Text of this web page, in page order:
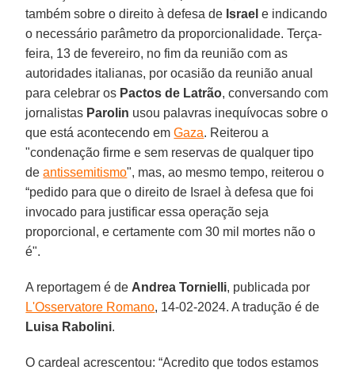
também sobre o direito à defesa de Israel e indicando
o necessário parâmetro da proporcionalidade. Terça-
feira, 13 de fevereiro, no fim da reunião com as
autoridades italianas, por ocasião da reunião anual
para celebrar os Pactos de Latrão, conversando com
jornalistas Parolin usou palavras inequívocas sobre o
que está acontecendo emGaza. Reiterou a
"condenação firme e sem reservas de qualquer tipo
deantissemitismo", mas, ao mesmo tempo, reiterou o
“pedido para que o direito de Israel à defesa que foi
invocado para justificar essa operação seja
proporcional, e certamente com 30 mil mortes não o
é".
A reportagem é de Andrea Tornielli, publicada por
L'Osservatore Romano, 14-02-2024. A tradução é de
Luisa Rabolini.
O cardeal acrescentou: “Acredito que todos estamos